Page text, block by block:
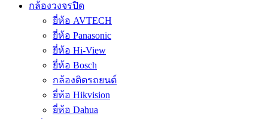
กล้องวงจรปิด
ยี่ห้อ AVTECH
ยี่ห้อ Panasonic
ยี่ห้อ Hi-View
ยี่ห้อ Bosch
กล้องติดรถยนต์
ยี่ห้อ Hikvision
ยี่ห้อ Dahua